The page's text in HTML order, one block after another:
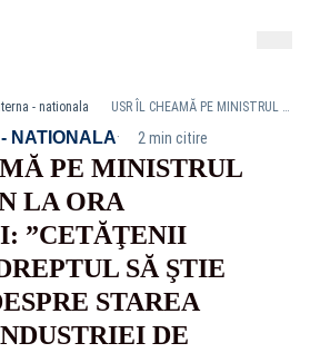
- nationala USR ÎL CHEAMĂ PE MINISTRUL BOGDAN IVAN LA ORA GUVERNULUI: ”CETĂŢENII ROMÂNI AU DREPTUL SĂ ŞTIE ADEVĂRUL DESPRE STAREA ACTUALĂ A INDUSTRIEI DE APĂRARE”
NATIONALA· 2 min citire
PE MINISTRUL
LA ORA
”CETĂŢENII
SĂ ŞTIE
STAREA
DE